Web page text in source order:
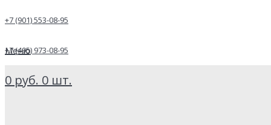
+7 (901) 553-08-95
+7 (495) 973-08-95
Меню
0 руб. 0 шт.